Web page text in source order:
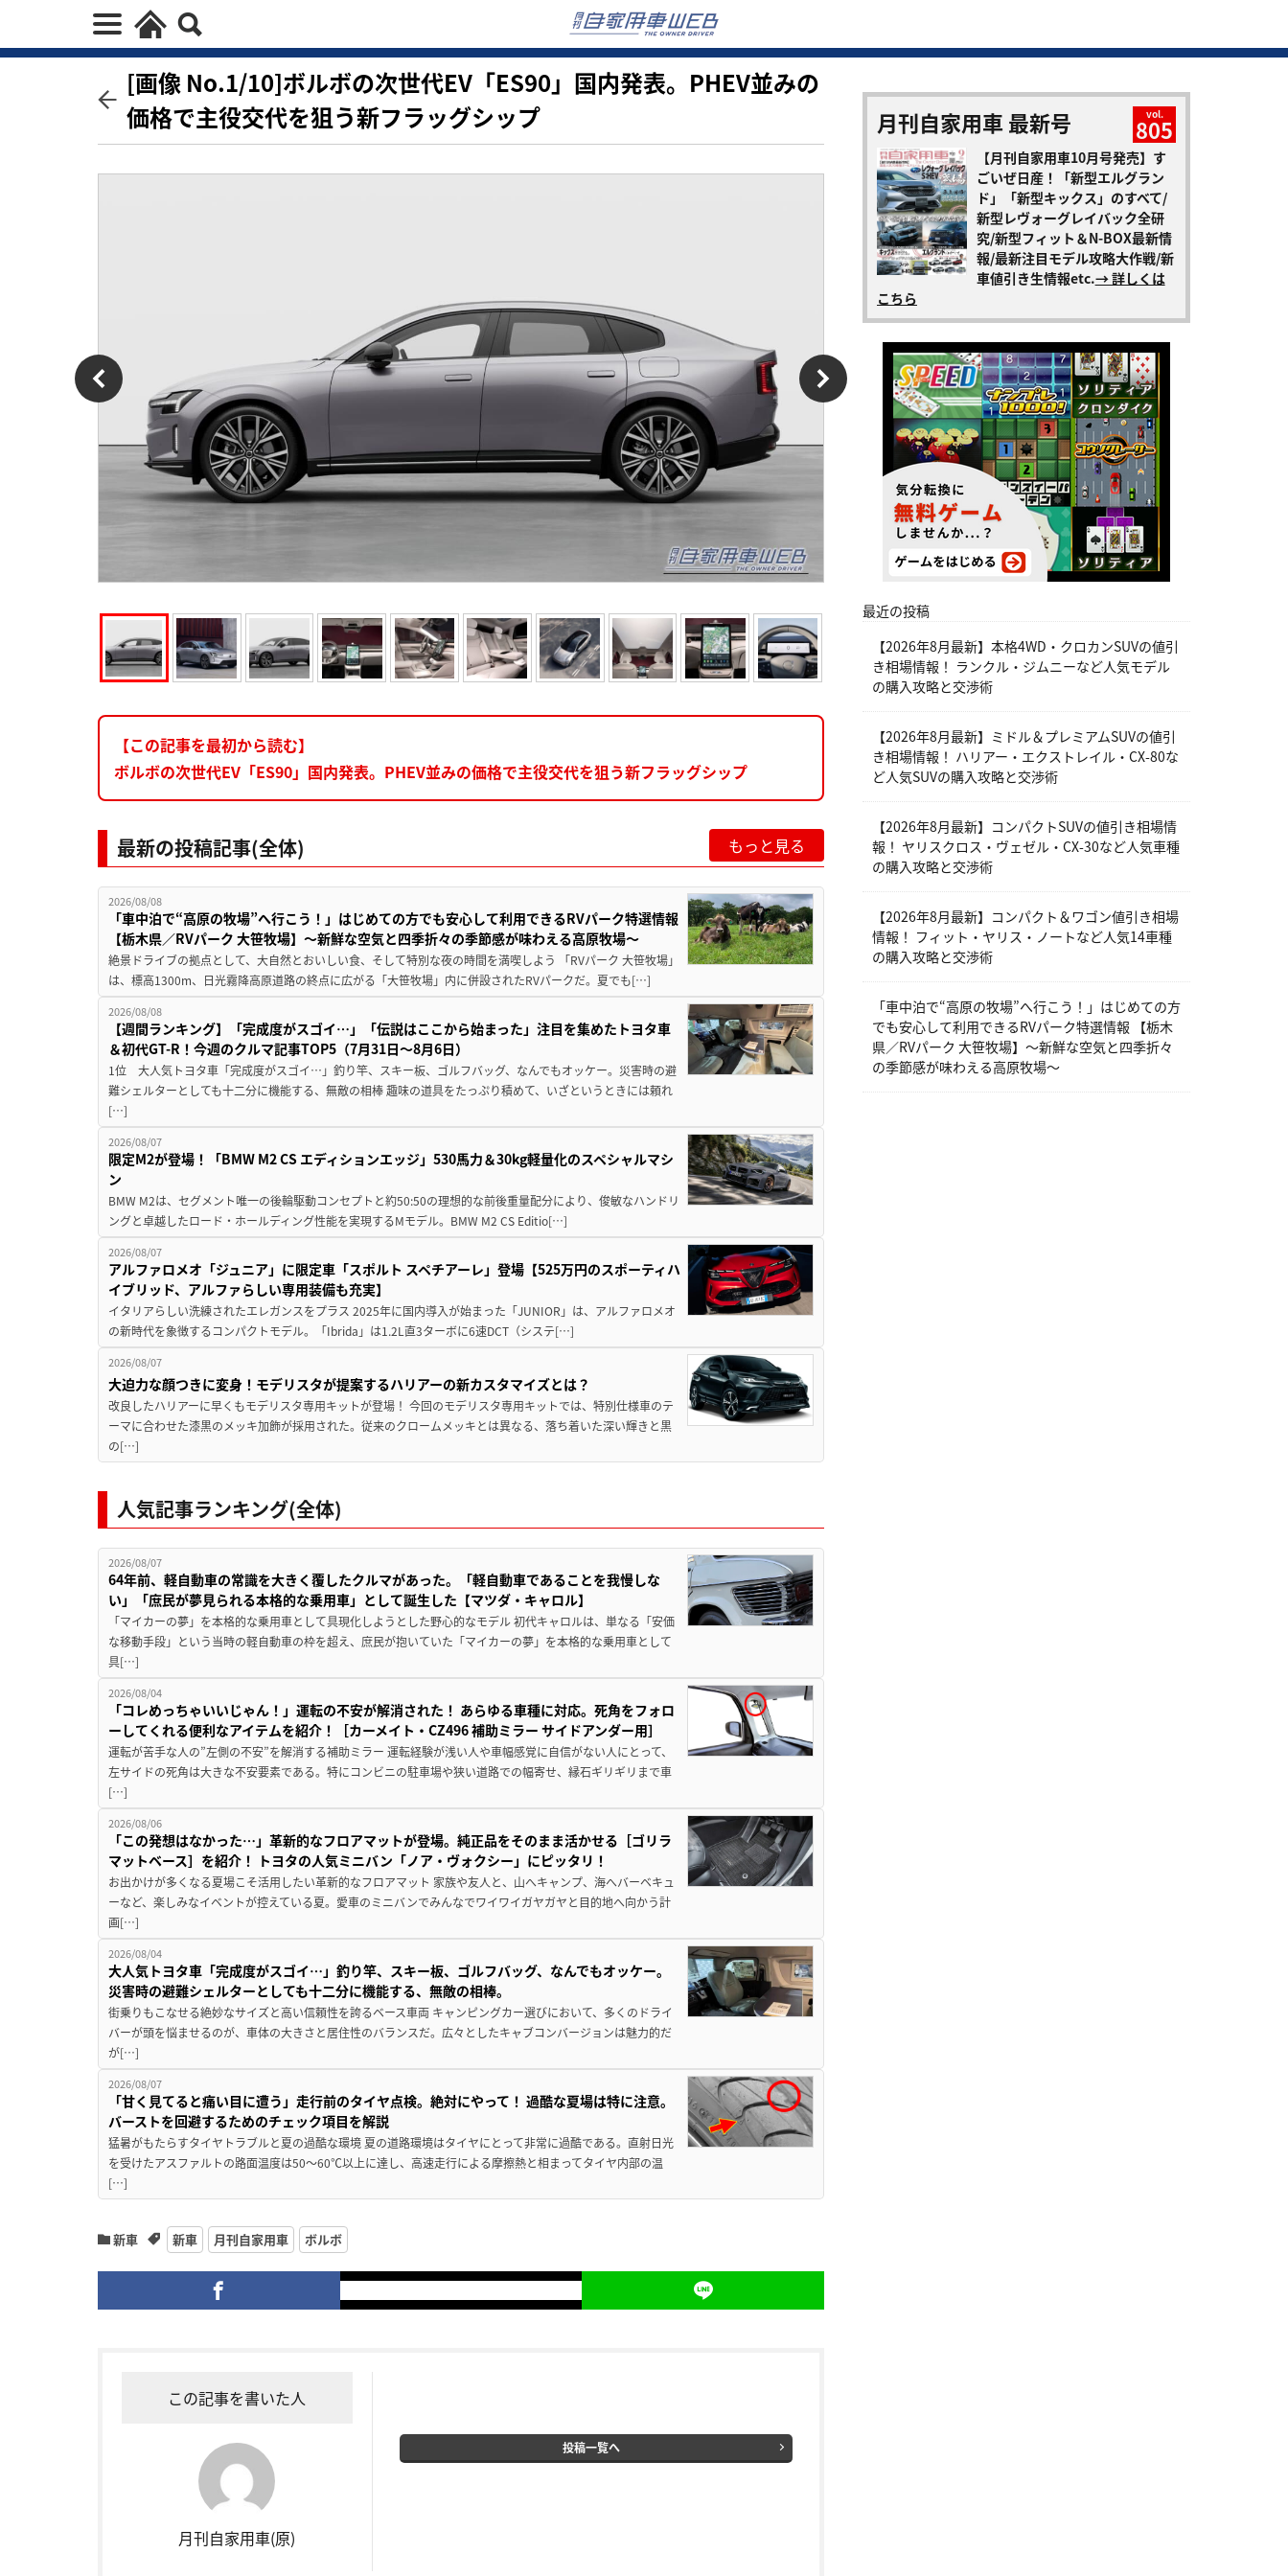
[画像 No.1/10]ボルボの次世代EV「ES90」国内発表。PHEV並みの
価格で主役交代を狙う新フラッグシップ
【この記事を最初から読む】
ボルボの次世代EV「ES90」国内発表。PHEV並みの価格で主役交代を狙う新フラッグシップ
最新の投稿記事(全体) もっと見る
2026/08/08
「車中泊で“高原の牧場”へ行こう！」はじめての方でも安心して利用できるRVパーク特選情報
【栃木県／RVパーク 大笹牧場】～新鮮な空気と四季折々の季節感が味わえる高原牧場～
絶景ドライブの拠点として、大自然とおいしい食、そして特別な夜の時間を満喫しよう 「RVパーク 大笹牧場」
は、標高1300m、日光霧降高原道路の終点に広がる「大笹牧場」内に併設されたRVパークだ。夏でも[…]
2026/08/08
【週間ランキング】「完成度がスゴイ…」「伝説はここから始まった」注目を集めたトヨタ車
＆初代GT-R！今週のクルマ記事TOP5（7月31日〜8月6日）
1位 大人気トヨタ車「完成度がスゴイ…」釣り竿、スキー板、ゴルフバッグ、なんでもオッケー。災害時の避
難シェルターとしても十二分に機能する、無敵の相棒 趣味の道具をたっぷり積めて、いざというときには頼れ
[…]
2026/08/07
限定M2が登場！「BMW M2 CS エディションエッジ」530馬力＆30kg軽量化のスペシャルマシ
ン
BMW M2は、セグメント唯一の後輪駆動コンセプトと約50:50の理想的な前後重量配分により、俊敏なハンドリ
ングと卓越したロード・ホールディング性能を実現するMモデル。BMW M2 CS Editio[…]
2026/08/07
アルファロメオ「ジュニア」に限定車「スポルト スペチアーレ」登場【525万円のスポーティハ
イブリッド、アルファらしい専用装備も充実】
イタリアらしい洗練されたエレガンスをプラス 2025年に国内導入が始まった「JUNIOR」は、アルファロメオ
の新時代を象徴するコンパクトモデル。「Ibrida」は1.2L直3ターボに6速DCT（システ[…]
2026/08/07
大迫力な顔つきに変身！モデリスタが提案するハリアーの新カスタマイズとは？
改良したハリアーに早くもモデリスタ専用キットが登場！ 今回のモデリスタ専用キットでは、特別仕様車のテ
ーマに合わせた漆黒のメッキ加飾が採用された。従来のクロームメッキとは異なる、落ち着いた深い輝きと黒
の[…]
人気記事ランキング(全体)
2026/08/07
64年前、軽自動車の常識を大きく覆したクルマがあった。「軽自動車であることを我慢しな
い」「庶民が夢見られる本格的な乗用車」として誕生した【マツダ・キャロル】
「マイカーの夢」を本格的な乗用車として具現化しようとした野心的なモデル 初代キャロルは、単なる「安価
な移動手段」という当時の軽自動車の枠を超え、庶民が抱いていた「マイカーの夢」を本格的な乗用車として
具[…]
2026/08/04
「コレめっちゃいいじゃん！」運転の不安が解消された！ あらゆる車種に対応。死角をフォロ
ーしてくれる便利なアイテムを紹介！［カーメイト・CZ496 補助ミラー サイドアンダー用］
運転が苦手な人の”左側の不安”を解消する補助ミラー 運転経験が浅い人や車幅感覚に自信がない人にとって、
左サイドの死角は大きな不安要素である。特にコンビニの駐車場や狭い道路での幅寄せ、縁石ギリギリまで車
[…]
2026/08/06
「この発想はなかった…」革新的なフロアマットが登場。純正品をそのまま活かせる［ゴリラ
マットベース］を紹介！ トヨタの人気ミニバン「ノア・ヴォクシー」にピッタリ！
お出かけが多くなる夏場こそ活用したい革新的なフロアマット 家族や友人と、山へキャンプ、海へバーベキュ
ーなど、楽しみなイベントが控えている夏。愛車のミニバンでみんなでワイワイガヤガヤと目的地へ向かう計
画[…]
2026/08/04
大人気トヨタ車「完成度がスゴイ…」釣り竿、スキー板、ゴルフバッグ、なんでもオッケー。
災害時の避難シェルターとしても十二分に機能する、無敵の相棒。
街乗りもこなせる絶妙なサイズと高い信頼性を誇るベース車両 キャンピングカー選びにおいて、多くのドライ
バーが頭を悩ませるのが、車体の大きさと居住性のバランスだ。広々としたキャブコンバージョンは魅力的だ
が[…]
2026/08/07
「甘く見てると痛い目に遭う」走行前のタイヤ点検。絶対にやって！ 過酷な夏場は特に注意。
バーストを回避するためのチェック項目を解説
猛暑がもたらすタイヤトラブルと夏の過酷な環境 夏の道路環境はタイヤにとって非常に過酷である。直射日光
を受けたアスファルトの路面温度は50〜60℃以上に達し、高速走行による摩擦熱と相まってタイヤ内部の温
[…]
新車 新車 月刊自家用車 ボルボ
この記事を書いた人
月刊自家用車(原)
投稿一覧へ
月刊自家用車 最新号 vol.
805
【月刊自家用車10月号発売】す
ごいぜ日産！「新型エルグラン
ド」「新型キックス」のすべて/
新型レヴォーグレイバック全研
究/新型フィット＆N-BOX最新情
報/最新注目モデル攻略大作戦/新
車値引き生情報etc.→ 詳しくは
こちら
最近の投稿
【2026年8月最新】本格4WD・クロカンSUVの値引
き相場情報！ ランクル・ジムニーなど人気モデル
の購入攻略と交渉術
【2026年8月最新】ミドル＆プレミアムSUVの値引
き相場情報！ ハリアー・エクストレイル・CX-80な
ど人気SUVの購入攻略と交渉術
【2026年8月最新】コンパクトSUVの値引き相場情
報！ ヤリスクロス・ヴェゼル・CX-30など人気車種
の購入攻略と交渉術
【2026年8月最新】コンパクト＆ワゴン値引き相場
情報！ フィット・ヤリス・ノートなど人気14車種
の購入攻略と交渉術
「車中泊で“高原の牧場”へ行こう！」はじめての方
でも安心して利用できるRVパーク特選情報 【栃木
県／RVパーク 大笹牧場】～新鮮な空気と四季折々
の季節感が味わえる高原牧場～